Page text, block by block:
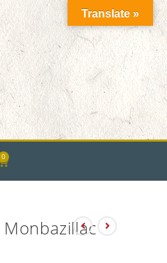
0
Monbazillac
Translate »